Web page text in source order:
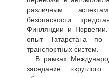
различным
безопасности
Финляндии и
опыт Татарстана по
транспортных систем.
В рамках
заседание